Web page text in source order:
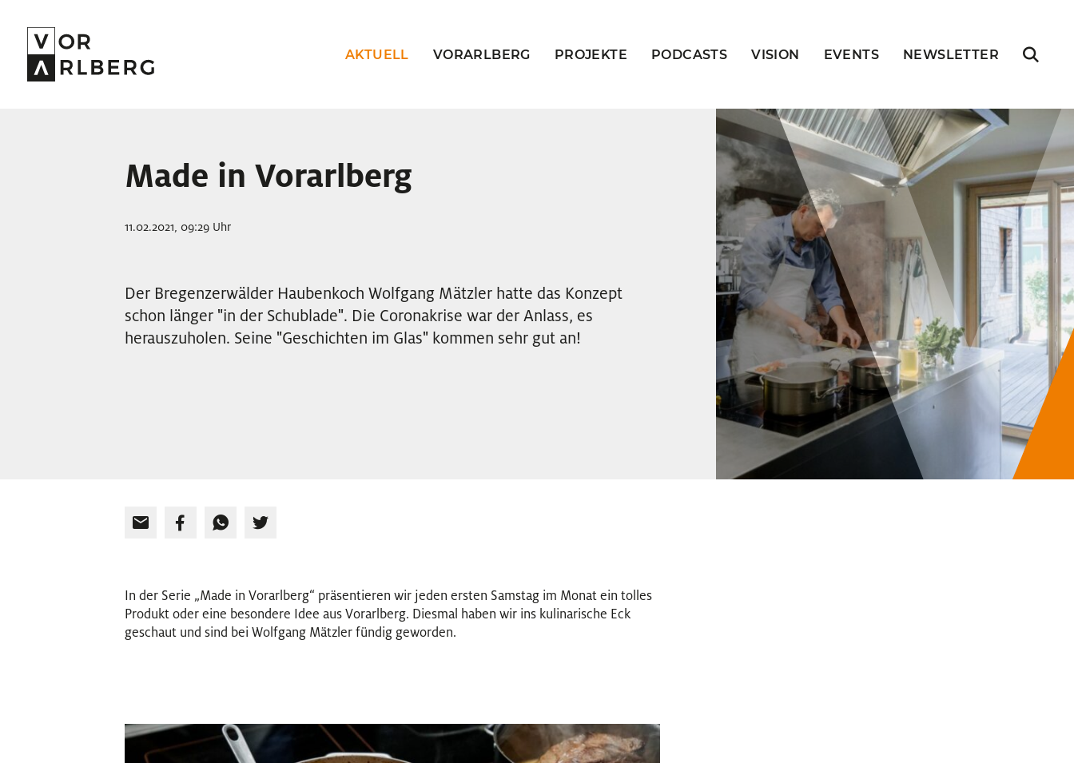
AKTUELL VORARLBERG PROJEKTE PODCASTS VISION EVENTS NEWSLETTER
Made in Vorarlberg
11.02.2021, 09:29 Uhr
Der Bregenzerwälder Haubenkoch Wolfgang Mätzler hatte das Konzept
schon länger "in der Schublade". Die Coronakrise war der Anlass, es
herauszuholen. Seine "Geschichten im Glas" kommen sehr gut an!
In der Serie „Made in Vorarlberg“ präsentieren wir jeden ersten Samstag im Monat ein tolles
Produkt oder eine besondere Idee aus Vorarlberg. Diesmal haben wir ins kulinarische Eck
geschaut und sind bei Wolfgang Mätzler fündig geworden.